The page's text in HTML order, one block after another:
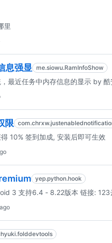
里
息强显 me.siowu.RamInfoShow
最近任务中内存信息的显示 by
限
10% 签到加成, 安装后即可生效
yep.python.hook
3 支持6.4 - 8.22版本 链接: 123